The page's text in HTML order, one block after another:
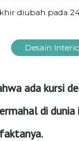
diubah pada
Desain
ada kursi
di